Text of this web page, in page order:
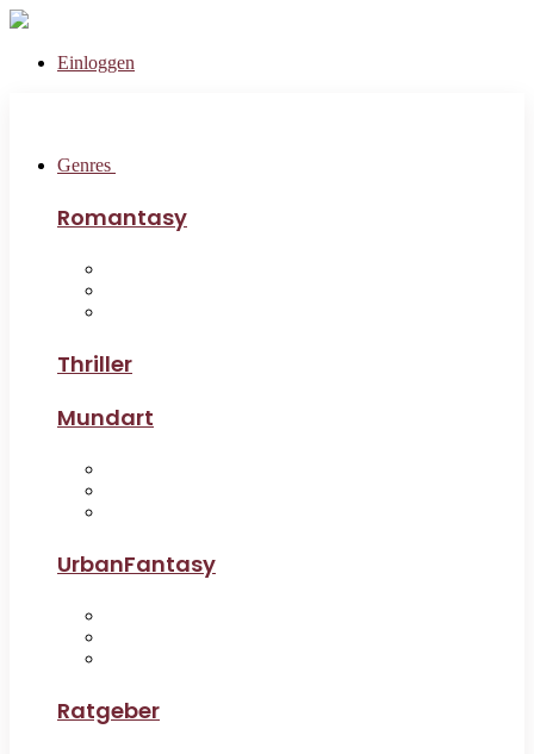
Einloggen
Genres
Romantasy
Thriller
Mundart
UrbanFantasy
Ratgeber